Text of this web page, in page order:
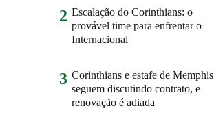
2 Escalação do Corinthians: o
provável time para enfrentar o
Internacional
3 Corinthians e estafe de Memphis
seguem discutindo contrato, e
renovação é adiada